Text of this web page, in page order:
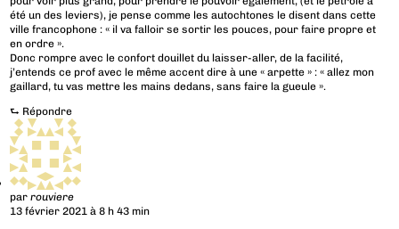
été un des leviers), je pense comme les autochtones le disent dans cette
ville francophone : « il va falloir se sortir les pouces, pour faire propre et
en ordre ».
Donc rompre avec le confort douillet du laisser-aller, de la facilité,
j’entends ce prof avec le même accent dire à une « arpette » : « allez mon
gaillard, tu vas mettre les mains dedans, sans faire la gueule ».
⮑ Répondre
parrouviere
13 février 2021 à 8 h 43 min